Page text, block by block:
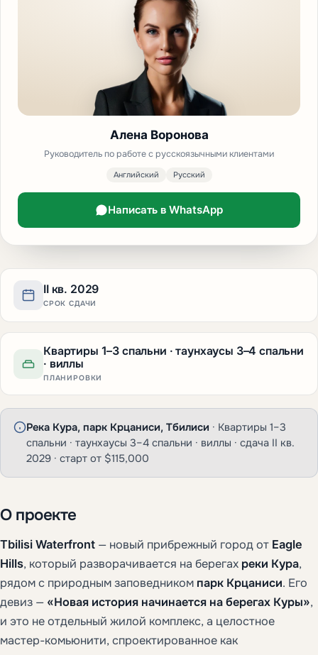
II кв. 2029
СРОК СДАЧИ
Квартиры 1–3 спальни · таунхаусы 3–4 спальни
· виллы
ПЛАНИРОВКИ
Река Кура, парк Крцаниси, Тбилиси · Квартиры 1–3
спальни · таунхаусы 3–4 спальни · виллы · сдача II кв.
2029 · старт от $115,000
О проекте
Tbilisi Waterfront — новый прибрежный город от Eagle
Hills, который разворачивается на берегах реки Кура,
рядом с природным заповедником парк Крцаниси. Его
девиз — «Новая история начинается на берегах Куры»,
и это не отдельный жилой комплекс, а целостное
мастер-комьюнити, спроектированное как
Алена Воронова
Руководитель по работе с русскоязычными клиентами
Английский Русский
Написать в WhatsApp